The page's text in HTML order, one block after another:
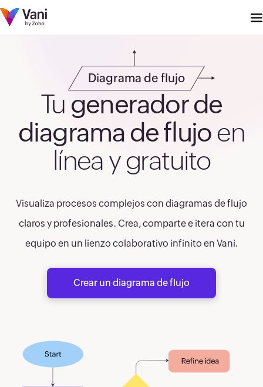
Diagrama de flujo
Tu generador de
diagrama de flujoen
línea y gratuito
Visualiza procesos complejos con diagramas de flujo
claros y profesionales. Crea, comparte e itera con tu
equipo en un lienzo colaborativo infinito en Vani.
Crear un diagrama de flujo